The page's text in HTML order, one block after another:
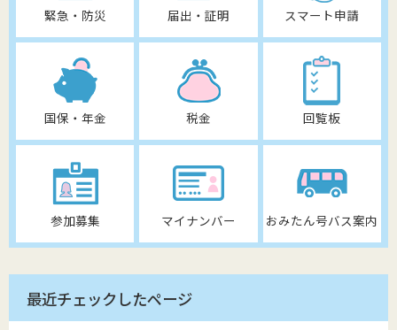
緊急・防災 届出・証明 スマート申請
国保・年金 税金 回覧板
参加募集 マイナンバー おみたん号バス案内
最近チェックしたページ